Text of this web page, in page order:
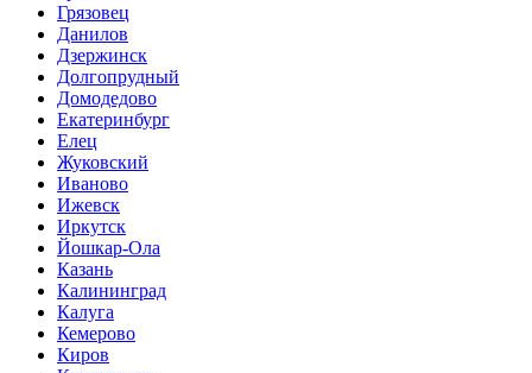
Грязовец
Данилов
Дзержинск
Долгопрудный
Домодедово
Екатеринбург
Елец
Жуковский
Иваново
Ижевск
Иркутск
Йошкар-Ола
Казань
Калининград
Калуга
Кемерово
Киров